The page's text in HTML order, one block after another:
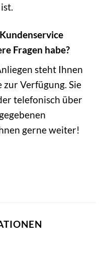
Fragen habe?
steht Ihnen
Verfügung. Sie
telefonisch über
gerne weiter!